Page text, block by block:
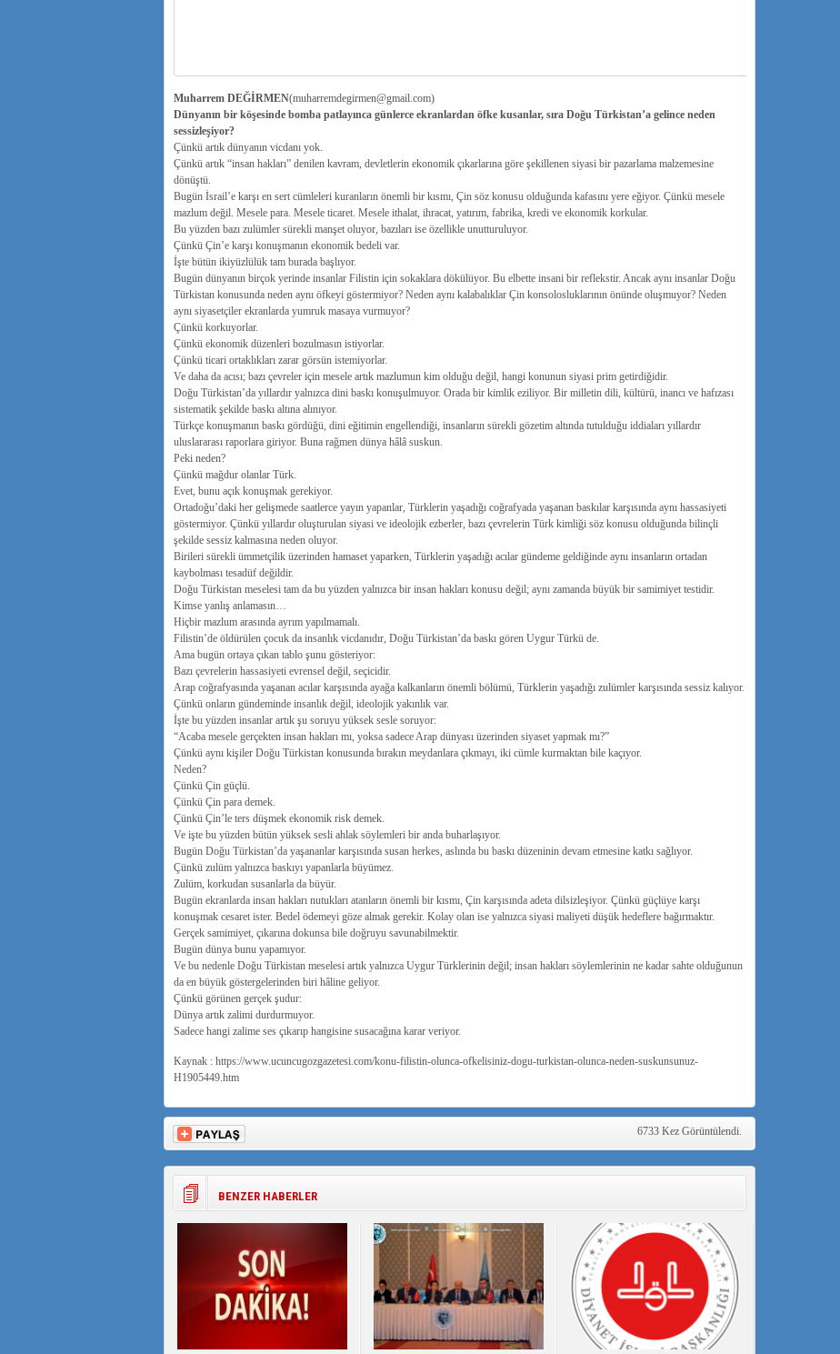
Muharrem DEĞİRMEN(muharremdegirmen@gmail.com)
Dünyanın bir köşesinde bomba patlayınca günlerce ekranlardan öfke kusanlar, sıra Doğu Türkistan’a gelince neden
sessizleşiyor?
Çünkü artık dünyanın vicdanı yok.
Çünkü artık “insan hakları” denilen kavram, devletlerin ekonomik çıkarlarına göre şekillenen siyasi bir pazarlama malzemesine
dönüştü.
Bugün İsrail’e karşı en sert cümleleri kuranların önemli bir kısmı, Çin söz konusu olduğunda kafasını yere eğiyor. Çünkü mesele
mazlum değil. Mesele para. Mesele ticaret. Mesele ithalat, ihracat, yatırım, fabrika, kredi ve ekonomik korkular.
Bu yüzden bazı zulümler sürekli manşet oluyor, bazıları ise özellikle unutturuluyor.
Çünkü Çin’e karşı konuşmanın ekonomik bedeli var.
İşte bütün ikiyüzlülük tam burada başlıyor.
Bugün dünyanın birçok yerinde insanlar Filistin için sokaklara dökülüyor. Bu elbette insani bir reflekstir. Ancak aynı insanlar Doğu
Türkistan konusunda neden aynı öfkeyi göstermiyor? Neden aynı kalabalıklar Çin konsolosluklarının önünde oluşmuyor? Neden
aynı siyasetçiler ekranlarda yumruk masaya vurmuyor?
Çünkü korkuyorlar.
Çünkü ekonomik düzenleri bozulmasın istiyorlar.
Çünkü ticari ortaklıkları zarar görsün istemiyorlar.
Ve daha da acısı; bazı çevreler için mesele artık mazlumun kim olduğu değil, hangi konunun siyasi prim getirdiğidir.
Doğu Türkistan’da yıllardır yalnızca dini baskı konuşulmuyor. Orada bir kimlik eziliyor. Bir milletin dili, kültürü, inancı ve hafızası
sistematik şekilde baskı altına alınıyor.
Türkçe konuşmanın baskı gördüğü, dini eğitimin engellendiği, insanların sürekli gözetim altında tutulduğu iddiaları yıllardır
uluslararası raporlara giriyor. Buna rağmen dünya hâlâ suskun.
Peki neden?
Çünkü mağdur olanlar Türk.
Evet, bunu açık konuşmak gerekiyor.
Ortadoğu’daki her gelişmede saatlerce yayın yapanlar, Türklerin yaşadığı coğrafyada yaşanan baskılar karşısında aynı hassasiyeti
göstermiyor. Çünkü yıllardır oluşturulan siyasi ve ideolojik ezberler, bazı çevrelerin Türk kimliği söz konusu olduğunda bilinçli
şekilde sessiz kalmasına neden oluyor.
Birileri sürekli ümmetçilik üzerinden hamaset yaparken, Türklerin yaşadığı acılar gündeme geldiğinde aynı insanların ortadan
kaybolması tesadüf değildir.
Doğu Türkistan meselesi tam da bu yüzden yalnızca bir insan hakları konusu değil; aynı zamanda büyük bir samimiyet testidir.
Kimse yanlış anlamasın…
Hiçbir mazlum arasında ayrım yapılmamalı.
Filistin’de öldürülen çocuk da insanlık vicdanıdır, Doğu Türkistan’da baskı gören Uygur Türkü de.
Ama bugün ortaya çıkan tablo şunu gösteriyor:
Bazı çevrelerin hassasiyeti evrensel değil, seçicidir.
Arap coğrafyasında yaşanan acılar karşısında ayağa kalkanların önemli bölümü, Türklerin yaşadığı zulümler karşısında sessiz kalıyor.
Çünkü onların gündeminde insanlık değil, ideolojik yakınlık var.
İşte bu yüzden insanlar artık şu soruyu yüksek sesle soruyor:
“Acaba mesele gerçekten insan hakları mı, yoksa sadece Arap dünyası üzerinden siyaset yapmak mı?”
Çünkü aynı kişiler Doğu Türkistan konusunda bırakın meydanlara çıkmayı, iki cümle kurmaktan bile kaçıyor.
Neden?
Çünkü Çin güçlü.
Çünkü Çin para demek.
Çünkü Çin’le ters düşmek ekonomik risk demek.
Ve işte bu yüzden bütün yüksek sesli ahlak söylemleri bir anda buharlaşıyor.
Bugün Doğu Türkistan’da yaşananlar karşısında susan herkes, aslında bu baskı düzeninin devam etmesine katkı sağlıyor.
Çünkü zulüm yalnızca baskıyı yapanlarla büyümez.
Zulüm, korkudan susanlarla da büyür.
Bugün ekranlarda insan hakları nutukları atanların önemli bir kısmı, Çin karşısında adeta dilsizleşiyor. Çünkü güçlüye karşı
konuşmak cesaret ister. Bedel ödemeyi göze almak gerekir. Kolay olan ise yalnızca siyasi maliyeti düşük hedeflere bağırmaktır.
Gerçek samimiyet, çıkarına dokunsa bile doğruyu savunabilmektir.
Bugün dünya bunu yapamıyor.
Ve bu nedenle Doğu Türkistan meselesi artık yalnızca Uygur Türklerinin değil; insan hakları söylemlerinin ne kadar sahte olduğunun
da en büyük göstergelerinden biri hâline geliyor.
Çünkü görünen gerçek şudur:
Dünya artık zalimi durdurmuyor.
Sadece hangi zalime ses çıkarıp hangisine susacağına karar veriyor.
Kaynak : https://www.ucuncugozgazetesi.com/konu-filistin-olunca-ofkelisiniz-dogu-turkistan-olunca-neden-suskunsunuz-
H1905449.htm
6733 Kez Görüntülendi.
BENZER HABERLER